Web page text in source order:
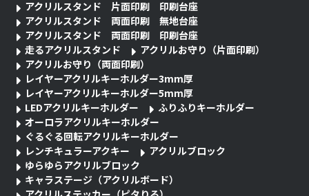
アクリルスタンド 片面印刷 印刷台座
アクリルスタンド 両面印刷 無地台座
アクリルスタンド 両面印刷 印刷台座
走るアクリルスタンド
アクリルお守り（片面印刷）
アクリルお守り（両面印刷）
レイヤーアクリルキーホルダー3mm厚
レイヤーアクリルキーホルダー5mm厚
LEDアクリルキーホルダー
ふりふりキーホルダー
オーロラアクリルキーホルダー
ぐるぐる回転アクリルキーホルダー
レンチキュラーアクキー
アクリルブロック
ゆらゆらアクリルブロック
キャラステージ（アクリルボード）